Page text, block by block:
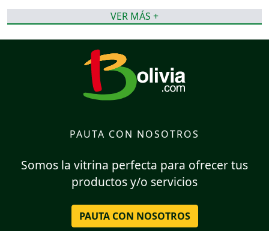
VER MÁS +
PAUTA CON NOSOTROS
Somos la vitrina perfecta para ofrecer tus
productos y/o servicios
PAUTA CON NOSOTROS